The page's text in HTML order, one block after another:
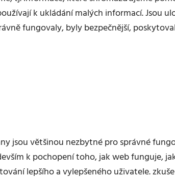
k ukládání malých informací. Jsou
fungovaly, byly bezpečnější,
jsou většinou nezbytné pro správné
k pochopení toho, jak web funguje,
lepšího a vylepšeného uživatele.